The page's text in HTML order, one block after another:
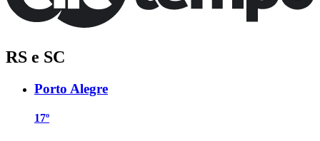
RS e SC
Porto Alegre
17º